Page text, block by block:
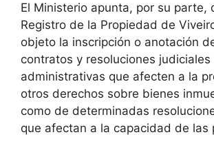
El Ministerio apunta, por su parte,
Registro de la Propiedad de
objeto la inscripción o anotación
contratos y resoluciones judiciales
administrativas que afecten a la
otros derechos sobre bienes
como de determinadas
que afectan a la capacidad de las